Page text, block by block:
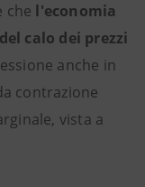
che l'economia
calo dei prezzi
anche in
contrazione
vista a